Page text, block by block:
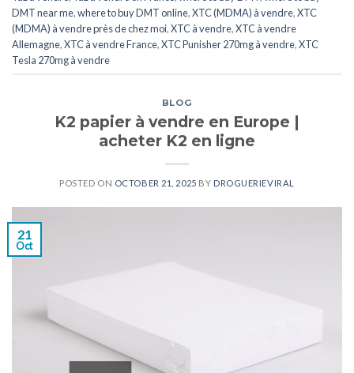
DMT near me,where to buy DMT online,XTC (MDMA) à vendre,XTC
(MDMA) à vendre près de chez moi,XTC ​​​​​​​​​​​​​à vendre,XTC ​​​​​​​​​​​​​à vendre
Allemagne,XTC ​​​​​​​​​​​​​à vendre France,XTC Punisher 270mg à vendre,XTC
Tesla 270mg à vendre
BLOG
K2 papier à vendre en Europe |
acheter K2 en ligne
POSTED ON OCTOBER 21, 2025 BY DROGUERIEVIRAL
21
Oct